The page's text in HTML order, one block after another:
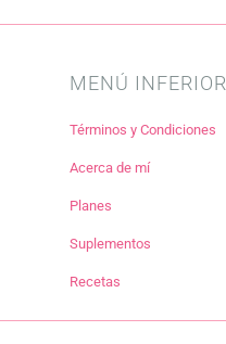
MENÚ INFERIOR
Términos y Condiciones
Acerca de mí
Planes
Suplementos
Recetas